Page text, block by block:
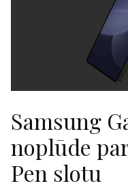
Samsung
noplūde
Pen slotu